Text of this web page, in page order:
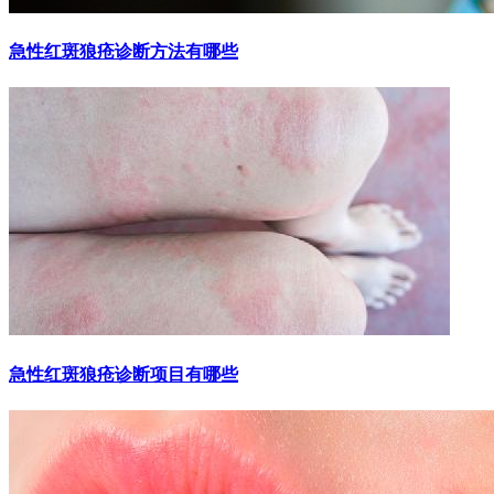
急性红斑狼疮诊断方法有哪些
急性红斑狼疮诊断项目有哪些